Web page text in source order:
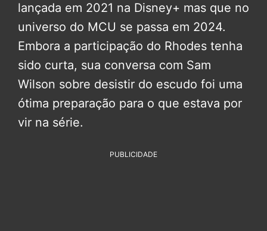
lançada em 2021 na Disney+ mas que no
universo do MCU se passa em 2024.
Embora a participação do Rhodes tenha
sido curta, sua conversa com Sam
Wilson sobre desistir do escudo foi uma
ótima preparação para o que estava por
vir na série.
PUBLICIDADE